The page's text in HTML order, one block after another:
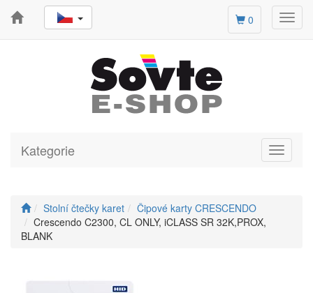
0
Toggle
Kategorie
Stolní čtečky karet
Čipové karty CRESCENDO
Crescendo C2300, CL ONLY, iCLASS SR 32K,PROX,
BLANK